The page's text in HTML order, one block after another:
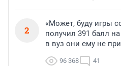
2
«Может, буду игры
получил 391 балл
в вуз они ему не
96 368 41